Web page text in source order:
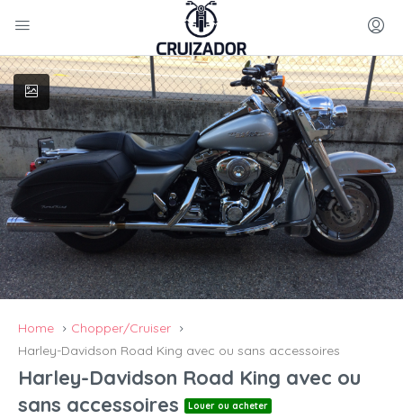
Home
Chopper/Cruiser
Harley-Davidson Road King avec ou sans accessoires
Harley-Davidson Road King avec ou
sans accessoires
Louer ou acheter